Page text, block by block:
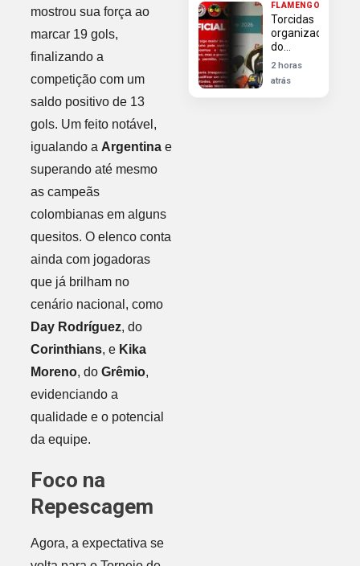
mostrou sua força ao
marcar 19 gols,
finalizando a
competição com um
saldo positivo de 13
gols. Um feito notável,
igualando a Argentinae
superando até mesmo
as campeãs
colombianas em alguns
quesitos. O elenco conta
ainda com jogadoras
que já brilham no
cenário nacional, como
Day Rodríguez, do
Corinthians, e Kika
Moreno, do Grêmio,
evidenciando a
qualidade e o potencial
da equipe.
Foco na
Repescagem
Agora, a expectativa se
modelo
FLAMENGO
Torcidas
organizadas
do
Flamengo
cobram
saídas de
2 horas
atrás